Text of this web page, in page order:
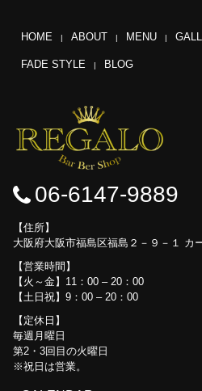
HOME ABOUT MENU
FADE STYLE BLOG
06-6147-9889
住所
大阪府大阪市福島区福島２－９－１ カ
営業時間
【火～金】11：00 – 20：00
【土日祝】9：00 – 20：00
定休日
毎週月曜日
第2・3回目の火曜日
※祝日は営業。